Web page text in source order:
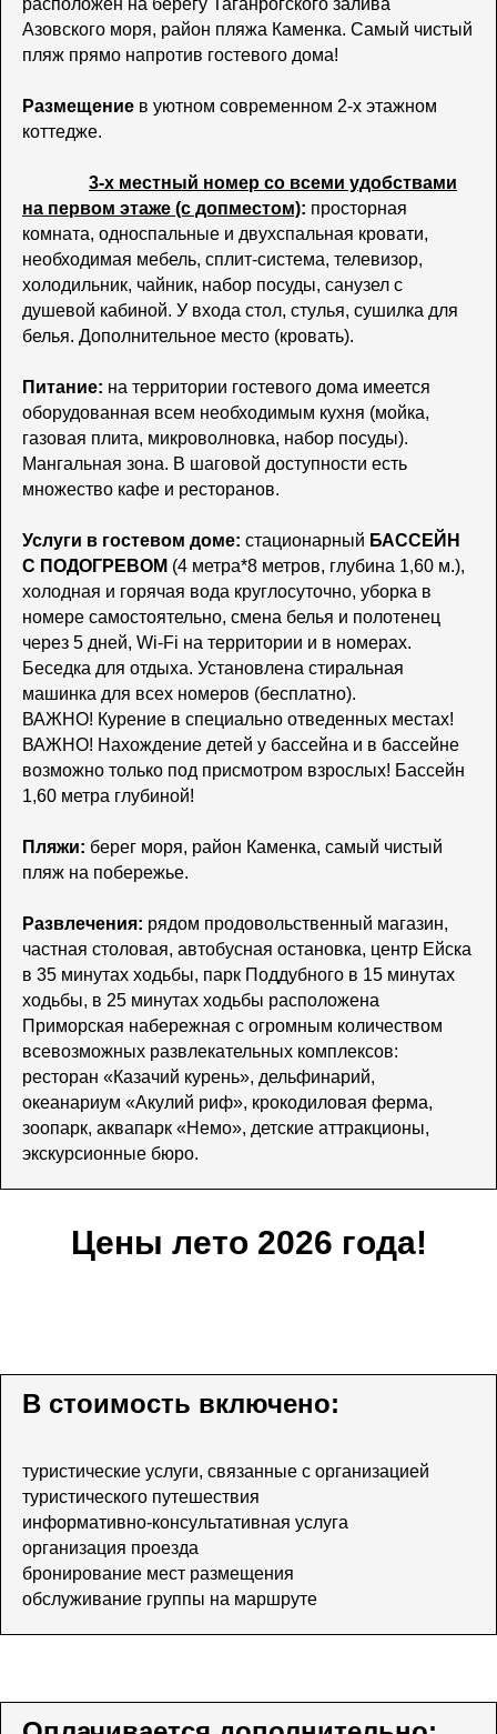
Азовского моря, район пляжа Каменка. Самый чистый
пляж прямо напротив гостевого дома!
Размещение в уютном современном 2-х этажном
коттедже.
3-х местный номер со всеми удобствами
на первом этаже (с допместом): просторная
комната, односпальные и двухспальная кровати,
необходимая мебель, сплит-система, телевизор,
холодильник, чайник, набор посуды, санузел с
душевой кабиной. У входа стол, стулья, сушилка для
белья. Дополнительное место (кровать).
Питание: на территории гостевого дома имеется
оборудованная всем необходимым кухня (мойка,
газовая плита, микроволновка, набор посуды).
Мангальная зона. В шаговой доступности есть
множество кафе и ресторанов.
Услуги в гостевом доме: стационарный БАССЕЙН
С ПОДОГРЕВОМ (4 метра*8 метров, глубина 1,60 м.),
холодная и горячая вода круглосуточно, уборка в
номере самостоятельно, смена белья и полотенец
через 5 дней, Wi-Fi на территории и в номерах.
Беседка для отдыха. Установлена стиральная
машинка для всех номеров (бесплатно).
ВАЖНО! Курение в специально отведенных местах!
ВАЖНО! Нахождение детей у бассейна и в бассейне
возможно только под присмотром взрослых! Бассейн
1,60 метра глубиной!
Пляжи: берег моря, район Каменка, самый чистый
пляж на побережье.
Развлечения: рядом продовольственный магазин,
частная столовая, автобусная остановка, центр Ейска
в 35 минутах ходьбы, парк Поддубного в 15 минутах
ходьбы, в 25 минутах ходьбы расположена
Приморская набережная с огромным количеством
всевозможных развлекательных комплексов:
ресторан «Казачий курень», дельфинарий,
океанариум «Акулий риф», крокодиловая ферма,
зоопарк, аквапарк «Немо», детские аттракционы,
экскурсионные бюро.
Цены лето 2026 года!
В стоимость включено:
туристические услуги, связанные с организацией
туристического путешествия
информативно-консультативная услуга
организация проезда
бронирование мест размещения
обслуживание группы на маршруте